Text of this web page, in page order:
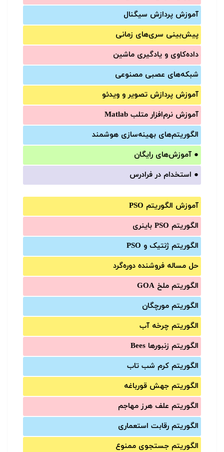
آموزش‌ پردازش سیگنال
پیش‌‌بینی سری‌‌های زمانی
داده‌کاوی و یادگیری ماشین
شبکه‌های عصبی مصنوعی
آموزش‌ پردازش تصویر و ویدئو
آموزش‌ نرم‌افزار متلب Matlab
الگوریتم‌های بهینه‌سازی هوشمند
● آموزش‌های رایگان
● استخدام در فرادرس
آموزش الگوریتم PSO
الگوریتم PSO باینری
الگوریتم ژنتیک و PSO
حل مساله فروشنده دوره‌گرد
الگوریتم ملخ GOA
الگوریتم مورچگان
الگوریتم چرخه آب
الگوریتم زنبورها Bees
الگوریتم کرم شب تاب
الگوریتم جهش قورباغه
الگوریتم علف هرز مهاجم
الگوریتم رقابت استعماری
الگوریتم جستجوی ممنوع